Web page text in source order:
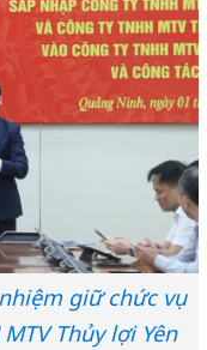
giữ chức vụ
Thủy lợi Yên